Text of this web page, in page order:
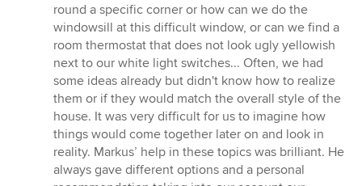
round a specific corner or how can we do the
windowsill at this difficult window, or can we find a
room thermostat that does not look ugly yellowish
next to our white light switches... Often, we had
some ideas already but didn't know how to realize
them or if they would match the overall style of the
house. It was very difficult for us to imagine how
things would come together later on and look in
reality. Markus’ help in these topics was brilliant. He
always gave different options and a personal